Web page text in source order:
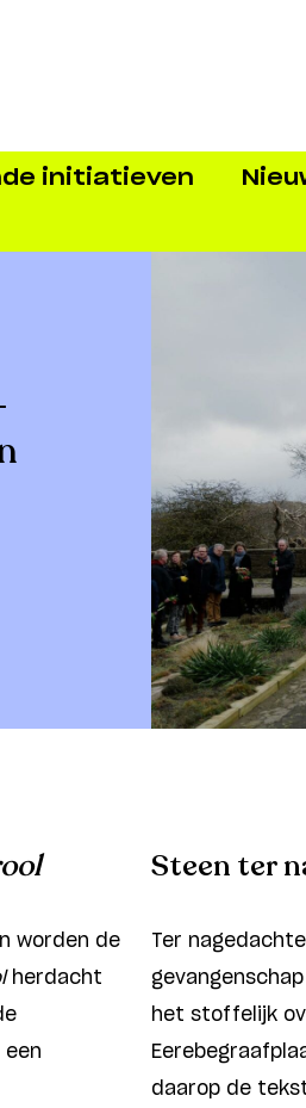
initiatieven
worden de
herdacht
een
Steen ter
Ter
het stoffelijk
daarop de